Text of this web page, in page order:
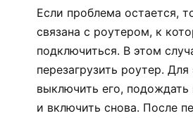
Если проблема остается,
связана с роутером, к
подключиться. В этом
перезагрузить роутер.
выключить его, подождать
и включить снова. После